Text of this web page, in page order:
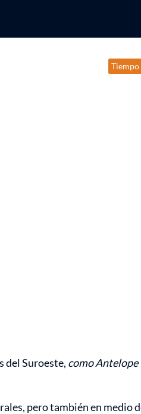
del Suroeste, como Antelope
pero también en medio